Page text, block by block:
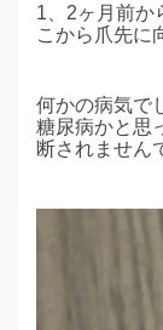
1、2ヶ月前か
こから爪先に
何かの病気で
糖尿病かと思
断されません